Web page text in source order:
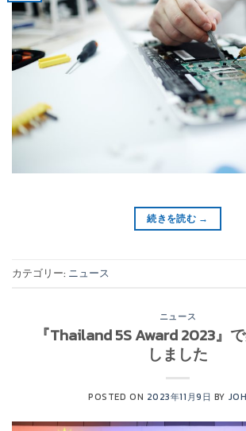
続きを読む →
カテゴリー: ニュース
ニュース
『Thailand 5S Award 2023』
しました
POSTED ON 2023年11月9日 BY